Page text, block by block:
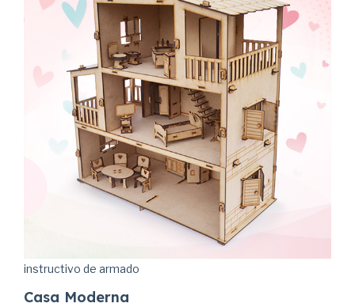
instructivo de armado
Casa Moderna